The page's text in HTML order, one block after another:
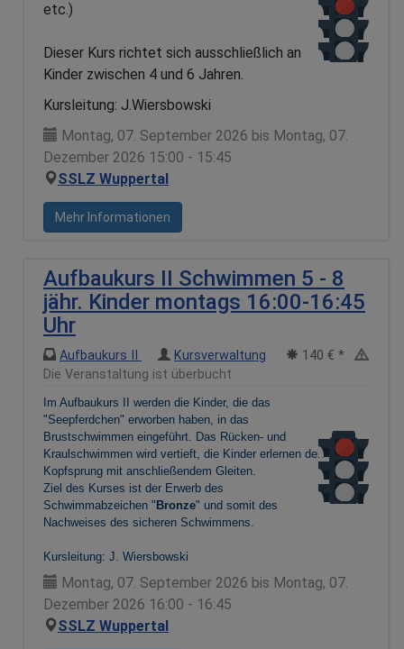
etc.)
Dieser Kurs richtet sich ausschließlich an
Kinder zwischen 4 und 6 Jahren.
Kursleitung: J.Wiersbowski
Montag, 07. September 2026 bis Montag, 07.
Dezember 2026 15:00 - 15:45
SSLZ Wuppertal
Mehr Informationen
Aufbaukurs II Schwimmen 5 - 8
jähr. Kinder montags 16:00-16:45
Uhr
Aufbaukurs II Kursverwaltung
140 € *
Die Veranstaltung ist überbucht
Im Aufbaukurs II werden die Kinder, die das
"Seepferdchen" erworben haben, in das
Brustschwimmen eingeführt. Das Rücken- und
Kraulschwimmen wird vertieft, die Kinder erlernen den
Kopfsprung mit anschließendem Gleiten.
Ziel des Kurses ist der Erwerb des
Schwimmabzeichen " Bronze" und somit des
Nachweises des sicheren Schwimmens.
Kursleitung: J. Wiersbowski
Montag, 07. September 2026 bis Montag, 07.
Dezember 2026 16:00 - 16:45
SSLZ Wuppertal